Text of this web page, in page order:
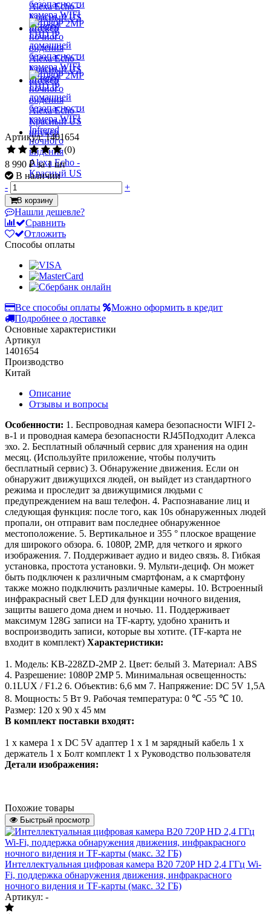
Артикул: 1401654
(0)
8 990 ₽за 1 шт
В наличии
-
+
В корзину
Нашли дешевле?
Сравнить
Отложить
Способы оплаты
Все способы оплаты
Можно оформить в кредит
Подробнее о доставке
Основные характеристики
Артикул
1401654
Производство
Китай
Описание
Отзывы и вопросы
Особенности: 1. Беспроводная камера безопасности WIFI 2-
в-1 и проводная камера безопасности RJ45Подходит Алекса
эхо. 2. Бесплатный облачный сервис для хранения на один
месяц. (Используйте приложение, чтобы получить
бесплатный сервис) 3. Обнаружение движения. Если он
обнаружит движущихся людей, он выйдет из стандартного
режима и проследит за движущимися людьми с
предупреждением на ваш телефон. 4. Распознавание лиц и
следующая функция: после того, как 10s обнаруженных людей
пропали, он отправит вам последнее обнаруженное
местоположение. 5. Вертикальное и 355 ° плоское вращение
для широкого обзора. 6. 1080P, 2MP, для четкого и яркого
изображения. 7. Поддерживает аудио и видео связь. 8. Гибкая
установка, простота установки. 9. Мульти-дециф. Он может
быть подключен к различным смартфонам, а к смартфону
также можно подключить различные камеры. 10. Встроенный
инфракрасный свет LED для функции ночного видения,
защиты вашего дома днем и ночью. 11. Поддерживает
максимум 128G записи на TF-карту, удобно хранить и
воспроизводить записи, которые вы хотите. (TF-карта не
входит в комплект) Характеристики:
1. Модель: KB-228ZD-2MP 2. Цвет: белый 3. Материал: ABS
4. Разрешение: 1080P 2MP 5. Минимальная освещенность:
0.1LUX / F1.2 6. Объектив: 6,6 мм 7. Напряжение: DC 5V 1,5A
8. Мощность: 5 Вт 9. Рабочая температура: 0 ℃ -55 ℃ 10.
Размер: 120 х 90 х 45 мм
В комплект поставки входят:
1 х камера 1 х DC 5V адаптер 1 х 1 м зарядный кабель 1 х
держатель 1 х Болт комплект 1 х Руководство пользователя
Детали изображения:
Похожие товары
Быстрый просмотр
Интеллектуальная цифровая камера B20 720P HD 2,4 ГГц Wi-
Fi, поддержка обнаружения движения, инфракрасного
ночного видения и TF-карты (макс. 32 ГБ)
Артикул: -